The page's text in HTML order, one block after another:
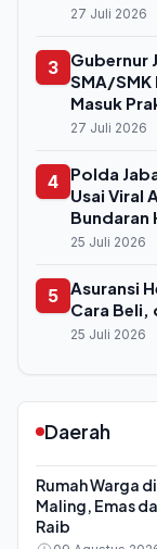
27 Juli 2026
3
Gubernur
SMA/SMK
Masuk
27 Juli 2026
4
Polda
Usai Viral
Bundaran
Digelar
25 Juli 2026
5 Asuransi
Cara Beli,
25 Juli 2026
Daerah
Rumah Warga
Maling, Emas
Raib